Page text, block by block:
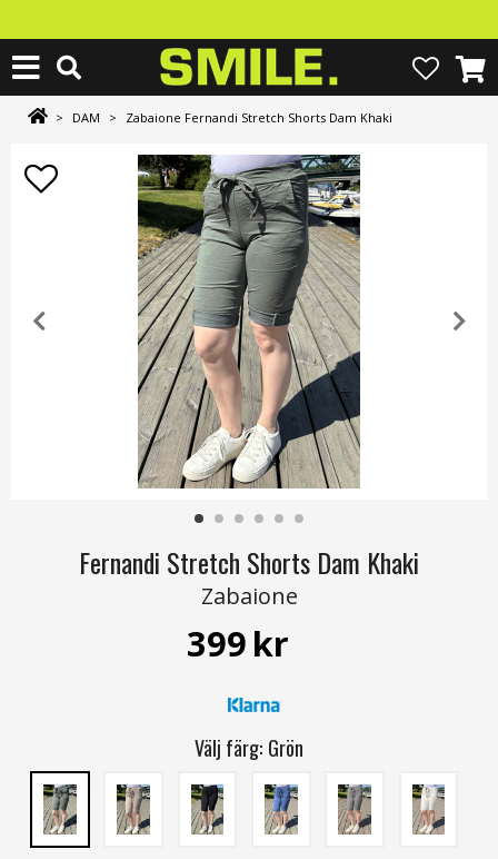
> DAM > Zabaione Fernandi Stretch Shorts Dam Khaki
Fernandi Stretch Shorts Dam Khaki
Zabaione
399kr
Välj färg: Grön